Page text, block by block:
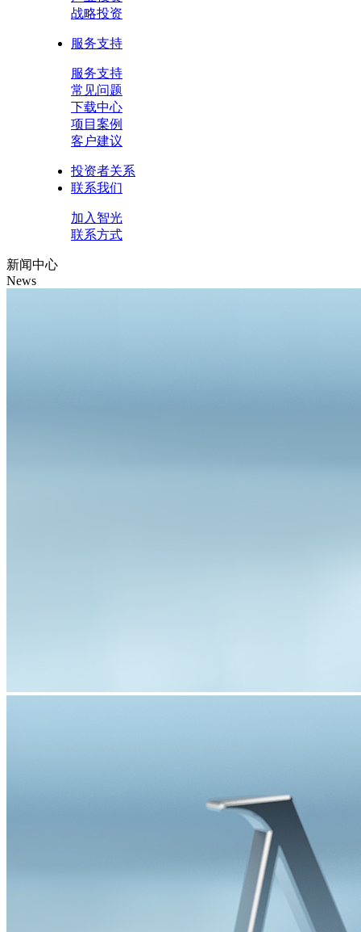
战略投资
服务支持
服务支持
常见问题
下载中心
项目案例
客户建议
投资者关系
联系我们
加入智光
联系方式
新闻中心
News